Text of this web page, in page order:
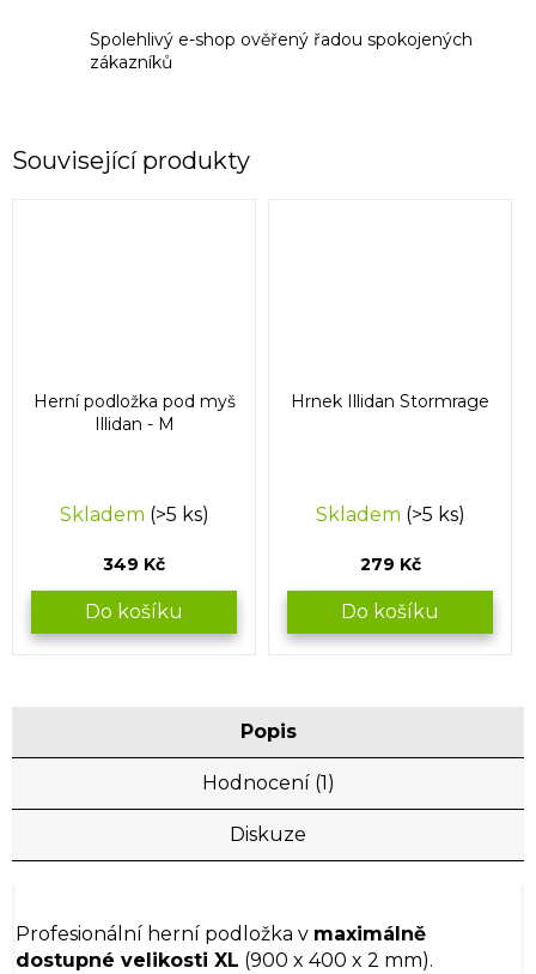
Spolehlivý e-shop ověřený řadou spokojených
zákazníků
Související produkty
Herní podložka pod myš
Illidan - M
Skladem (>5 ks)
349 Kč
Do košíku
Hrnek Illidan Stormrage
Skladem (>5 ks)
279 Kč
Do košíku
Popis
Hodnocení (1)
Diskuze
Profesionální herní podložka v maximálně
dostupné velikosti XL (900 x 400 x 2 mm).